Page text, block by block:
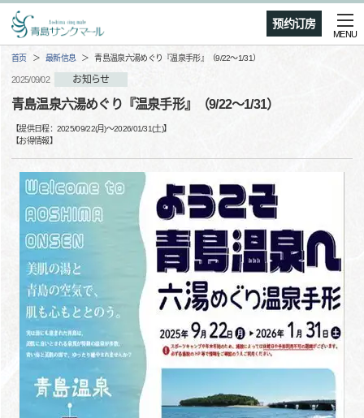
预约订房
MENU
首页 最新信息 青島温泉六湯めぐり『温泉手形』（9/22～1/31）
2025/09/02 お知らせ
青島温泉六湯めぐり『温泉手形』（9/22～1/31）
【提供日程： 2025/09/22(月)〜2026/01/31(土)】
【お得情報】